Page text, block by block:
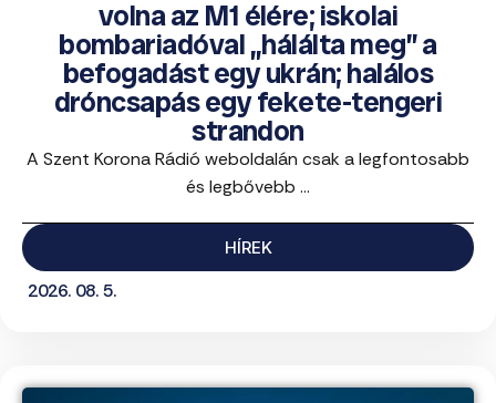
volna az M1 élére; iskolai
bombariadóval „hálálta meg” a
befogadást egy ukrán; halálos
dróncsapás egy fekete-tengeri
strandon
A Szent Korona Rádió weboldalán csak a legfontosabb
és legbővebb ...
HÍREK
2026. 08. 5.